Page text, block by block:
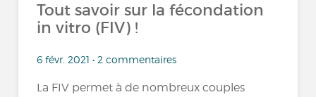
Tout savoir sur la fécondation
in vitro (FIV) !
6 févr. 2021 • 2 commentaires
La FIV permet à de nombreux couples